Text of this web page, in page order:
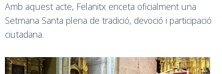
Amb aquest acte, Felanitx enceta oficialment una
Setmana Santa plena de tradició, devoció i participació
ciutadana.